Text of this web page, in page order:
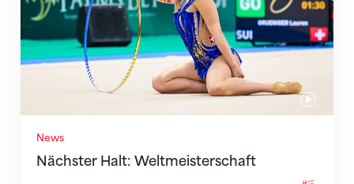
News
Nächster Halt: Weltmeisterschaft